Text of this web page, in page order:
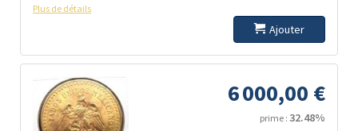
Plus de détails
Ajouter
6 000,00 €
prime : 32.48%